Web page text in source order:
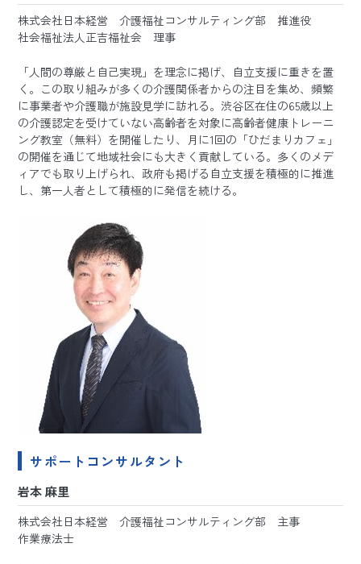
株式会社日本経営 介護福祉コンサルティング部 推進役
社会福祉法人正吉福祉会 理事
「人間の尊厳と自己実現」を理念に掲げ、自立支援に重きを置
く。この取り組みが多くの介護関係者からの注目を集め、頻繁
に事業者や介護職が施設見学に訪れる。渋谷区在住の65歳以上
の介護認定を受けていない高齢者を対象に高齢者健康トレーニ
ング教室（無料）を開催したり、月に1回の「ひだまりカフェ」
の開催を通じて地域社会にも大きく貢献している。多くのメデ
ィアでも取り上げられ、政府も掲げる自立支援を積極的に推進
し、第一人者として積極的に発信を続ける。
サポートコンサルタント
岩本 麻里
株式会社日本経営 介護福祉コンサルティング部 主事
作業療法士